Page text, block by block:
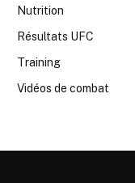
Nutrition
Résultats UFC
Training
Vidéos de combat